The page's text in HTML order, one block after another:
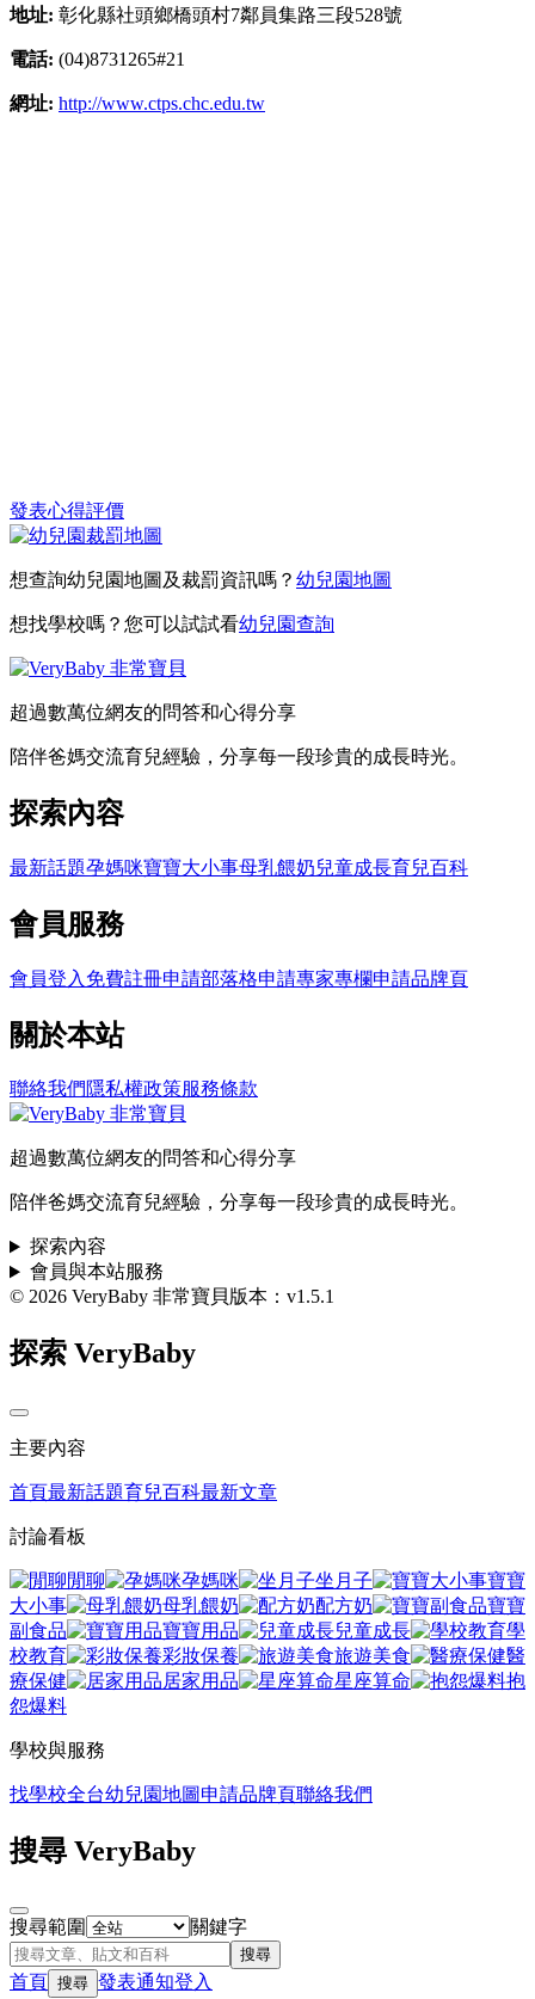
地址: 彰化縣社頭鄉橋頭村7鄰員集路三段528號
電話: (04)8731265#21
網址: http://www.ctps.chc.edu.tw
發表心得評價
想查詢幼兒園地圖及裁罰資訊嗎？ 幼兒園地圖
想找學校嗎？您可以試試看幼兒園查詢
超過數萬位網友的問答和心得分享
陪伴爸媽交流育兒經驗，分享每一段珍貴的成長時光。
探索內容
最新話題孕媽咪寶寶大小事母乳餵奶兒童成長育兒百科
會員服務
會員登入 免費註冊申請部落格申請專家專欄申請品牌頁
關於本站
聯絡我們 隱私權政策服務條款
超過數萬位網友的問答和心得分享
陪伴爸媽交流育兒經驗，分享每一段珍貴的成長時光。
探索內容
會員與本站服務
© 2026 VeryBaby 非常寶貝版本：v1.5.1
探索 VeryBaby
主要內容
首頁最新話題育兒百科最新文章
討論看板
閒聊 孕媽咪 坐月子
寶寶
大小事
母乳餵奶 配方奶
寶寶
副食品
寶寶用品 兒童成長
學
校教育
彩妝保養 旅遊美食
醫
療保健
居家用品 星座算命
抱
怨爆料
學校與服務
找學校全台幼兒園地圖 申請品牌頁聯絡我們
搜尋 VeryBaby
搜尋範圍 關鍵字
搜尋
首頁 搜尋 發表通知登入